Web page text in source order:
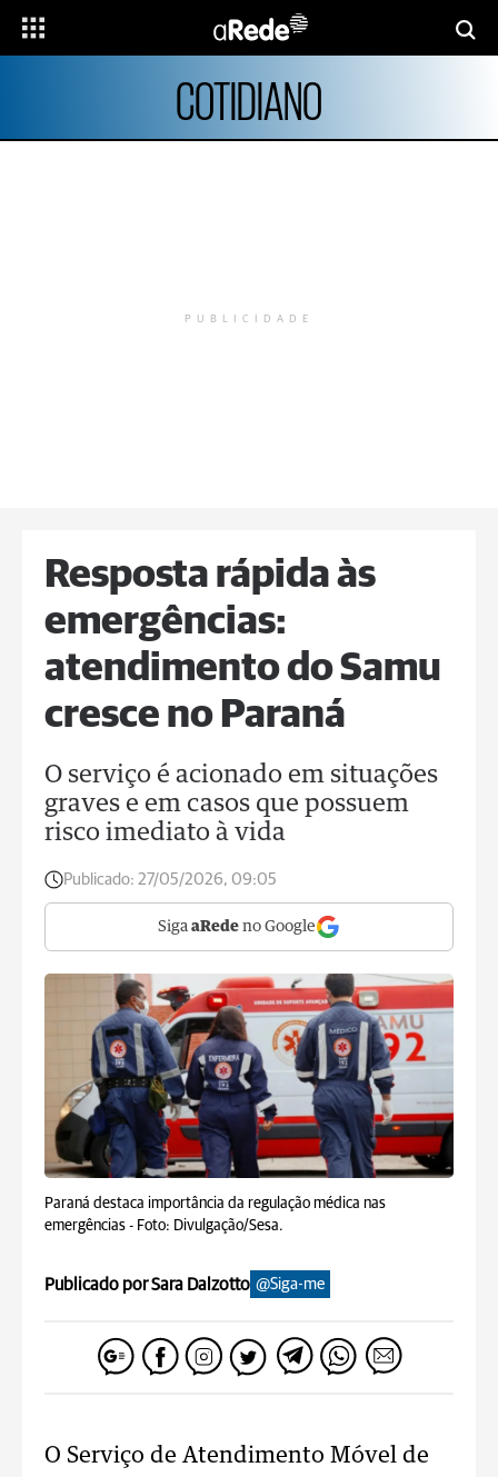
COTIDIANO
PUBLICIDADE
Resposta rápida às
emergências:
atendimento do Samu
cresce no Paraná
O serviço é acionado em situações
graves e em casos que possuem
risco imediato à vida
Publicado: 27/05/2026, 09:05
Siga aRede no Google
Paraná destaca importância da regulação médica nas
emergências - Foto: Divulgação/Sesa.
Publicado por Sara Dalzotto @Siga-me
O Serviço de Atendimento Móvel de